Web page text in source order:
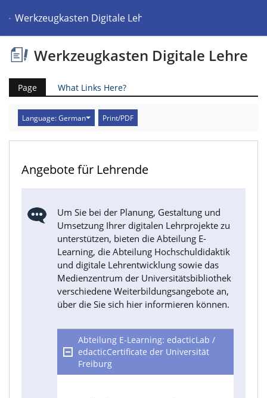
Werkzeugkasten Digitale Lehre
Werkzeugkasten Digitale Lehre
Page What Links Here?
Language: German Print/PDF
Angebote für Lehrende
Um Sie bei der Planung, Gestaltung und
Umsetzung Ihrer digitalen Lehrprojekte zu
unterstützen, bieten die Abteilung E-
Learning, die Abteilung Hochschuldidaktik
und digitale Lehrentwicklung sowie das
Medienzentrum der Universitätsbibliothek
verschiedene Weiterbildungsangebote an,
über die Sie sich hier informieren können.
Abteilung E-Learning: edacticLab /
edacticCertificate der Universität
Freiburg